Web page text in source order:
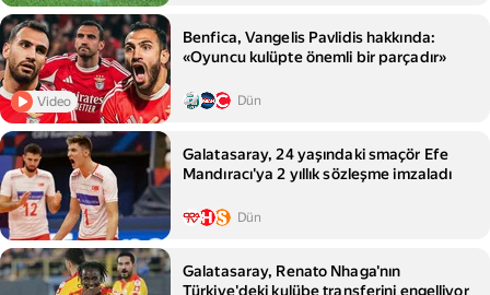
Video
Benfica, Vangelis Pavlidis hakkında:
«Oyuncu kulüpte önemli bir parçadır»
Dün
Galatasaray, 24 yaşındaki smaçör Efe
Mandıracı'ya 2 yıllık sözleşme imzaladı
Dün
Galatasaray, Renato Nhaga'nın
Türkiye'deki kulübe transferini engelliyor